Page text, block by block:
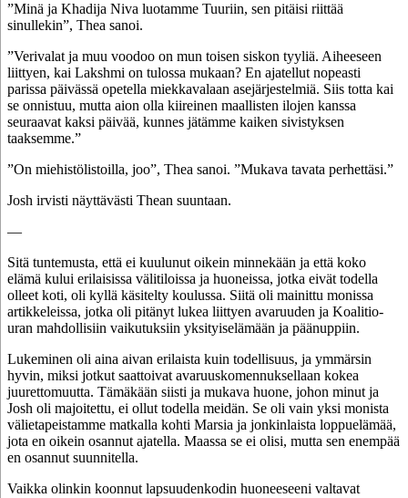
”Minä ja Khadija Niva luotamme Tuuriin, sen pitäisi riittää
sinullekin”, Thea sanoi.
”Verivalat ja muu voodoo on mun toisen siskon tyyliä. Aiheeseen
liittyen, kai Lakshmi on tulossa mukaan? En ajatellut nopeasti
parissa päivässä opetella miekkavalaan asejärjestelmiä. Siis totta kai
se onnistuu, mutta aion olla kiireinen maallisten ilojen kanssa
seuraavat kaksi päivää, kunnes jätämme kaiken sivistyksen
taaksemme.”
”On miehistölistoilla, joo”, Thea sanoi. ”Mukava tavata perhettäsi.”
Josh irvisti näyttävästi Thean suuntaan.
—
Sitä tuntemusta, että ei kuulunut oikein minnekään ja että koko
elämä kului erilaisissa välitiloissa ja huoneissa, jotka eivät todella
olleet koti, oli kyllä käsitelty koulussa. Siitä oli mainittu monissa
artikkeleissa, jotka oli pitänyt lukea liittyen avaruuden ja Koalitio-
uran mahdollisiin vaikutuksiin yksityiselämään ja päänuppiin.
Lukeminen oli aina aivan erilaista kuin todellisuus, ja ymmärsin
hyvin, miksi jotkut saattoivat avaruuskomennuksellaan kokea
juurettomuutta. Tämäkään siisti ja mukava huone, johon minut ja
Josh oli majoitettu, ei ollut todella meidän. Se oli vain yksi monista
välietapeistamme matkalla kohti Marsia ja jonkinlaista loppuelämää,
jota en oikein osannut ajatella. Maassa se ei olisi, mutta sen enempää
en osannut suunnitella.
Vaikka olinkin koonnut lapsuudenkodin huoneeseeni valtavat